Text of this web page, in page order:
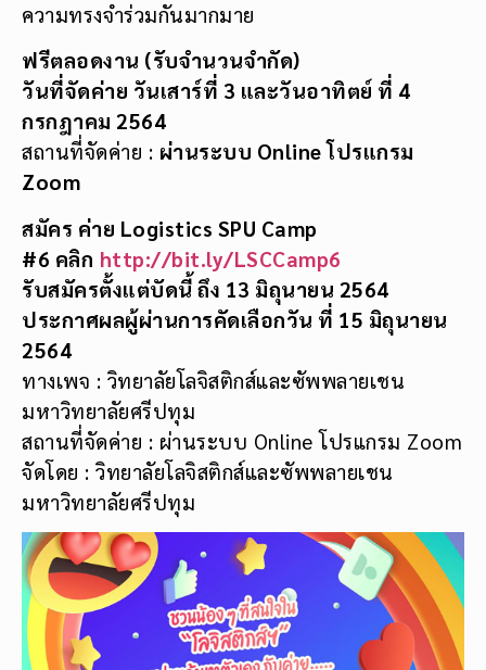
ความทรงจำร่วมกันมากมาย
ฟรีตลอดงาน (รับจำนวนจำกัด)
วันที่จัดค่าย วันเสาร์ที่ 3 และวันอาทิตย์ ที่ 4
กรกฎาคม 2564
สถานที่จัดค่าย : ผ่านระบบ Online โปรแกรม
Zoom
สมัคร ค่าย Logistics SPU Camp
#6 คลิก http://bit.ly/LSCCamp6
รับสมัครตั้งแต่บัดนี้ ถึง 13 มิถุนายน 2564
ประกาศผลผู้ผ่านการคัดเลือกวัน ที่ 15 มิถุนายน
2564
ทางเพจ : วิทยาลัยโลจิสติกส์และซัพพลายเชน
มหาวิทยาลัยศรีปทุม
สถานที่จัดค่าย : ผ่านระบบ Online โปรแกรม Zoom
จัดโดย : วิทยาลัยโลจิสติกส์และซัพพลายเชน
มหาวิทยาลัยศรีปทุม